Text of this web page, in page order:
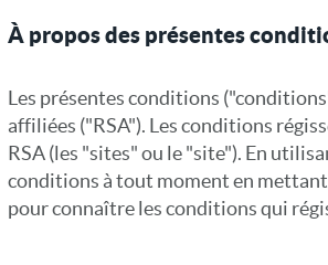
À propos des présentes
Les présentes conditions
affiliées ("RSA"). Les conditions
RSA (les "sites" ou le "site"). En
conditions à tout moment en mettant
pour connaître les conditions qui